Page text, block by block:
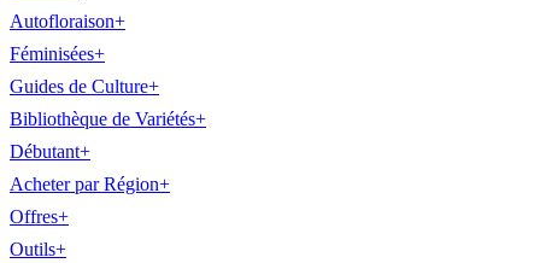
Autofloraison+
Féminisées+
Guides de Culture+
Bibliothèque de Variétés+
Débutant+
Acheter par Région+
Offres+
Outils+